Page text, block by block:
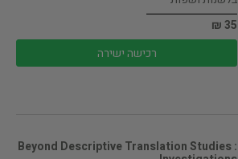
35 ₪
רכישה ישירה
Beyond Descriptive Translation Studies :